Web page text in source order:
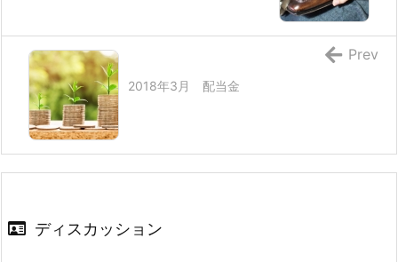
2018年3月 配当金
Prev
ディスカッション